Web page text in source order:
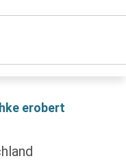
erobert